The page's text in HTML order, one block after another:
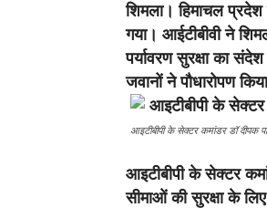
शिमला। हिमाचल प्रदेश
गया। आईटीबीवी ने
पर्यावरण सुरक्षा का
जवानों ने पौधारोपण
आइटीबीपी के सेक्टर कमांडर डॉ दीपक
आइटीबीपी के सेक्टर
सीमाओं की सुरक्षा के